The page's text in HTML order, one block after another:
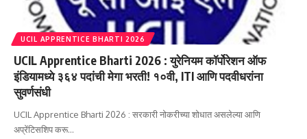
UCIL APPRENTICE BHARTI 2026
UCIL Apprentice Bharti 2026 : युरेनियम कॉर्पोरेशन ऑफ
इंडियामध्ये ३६४ पदांची मेगा भरती! १०वी, ITI आणि पदवीधरांना
सुवर्णसंधी
UCIL Apprentice Bharti 2026 : सरकारी नोकरीच्या शोधात असलेल्या आणि
अप्रेंटिसशिप करू…